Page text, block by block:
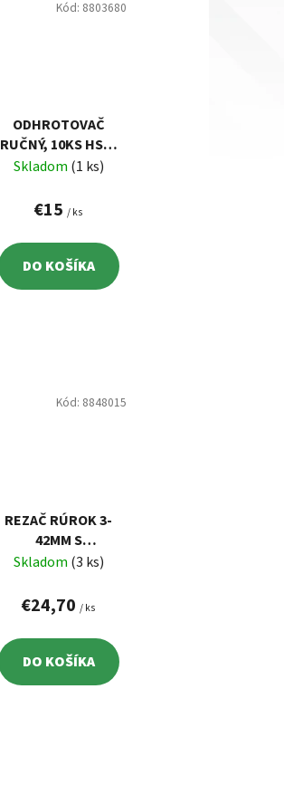
ODHROTOVAČ
RUČNÝ, 10KS HSS-
CO5% ČEPEĽ 45ST.,
8803680
Skladom (1 ks)
€15/ ks
DO KOŠÍKA
Kód: 8803680
REZAČ RÚROK 3-
42MM S
ODHROTOVAČOM
Skladom (3 ks)
€24,70/ ks
DO KOŠÍKA
Kód: 8848015